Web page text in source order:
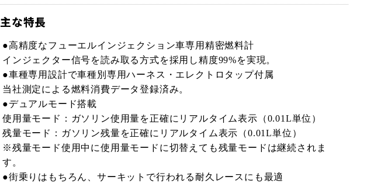
主な特長
●高精度なフューエルインジェクション車専用精密燃料計
インジェクター信号を読み取る方式を採用し精度99%を実現。
●車種専用設計で車種別専用ハーネス・エレクトロタップ付属
当社測定による燃料消費データ登録済み。
●デュアルモード搭載
使用量モード：ガソリン使用量を正確にリアルタイム表示（0.01L単位）
残量モード：ガソリン残量を正確にリアルタイム表示（0.01L単位）
※残量モード使用中に使用量モードに切替えても残量モードは継続されま
す。
●街乗りはもちろん、サーキットで行われる耐久レースにも最適